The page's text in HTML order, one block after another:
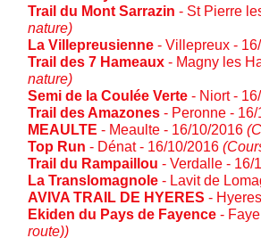
Trail du Mont Sarrazin - St Pierre
nature)
La Villepreusienne - Villepreux -
Trail des 7 Hameaux - Magny les
nature)
Semi de la Coulée Verte - Niort -
Trail des Amazones - Peronne -
MEAULTE - Meaulte - 16/10/2016
Top Run - Dénat - 16/10/2016
Trail du Rampaillou - Verdalle - 16/
La Translomagnole - Lavit de
AVIVA TRAIL DE HYERES -
Ekiden du Pays de Fayence -
route))